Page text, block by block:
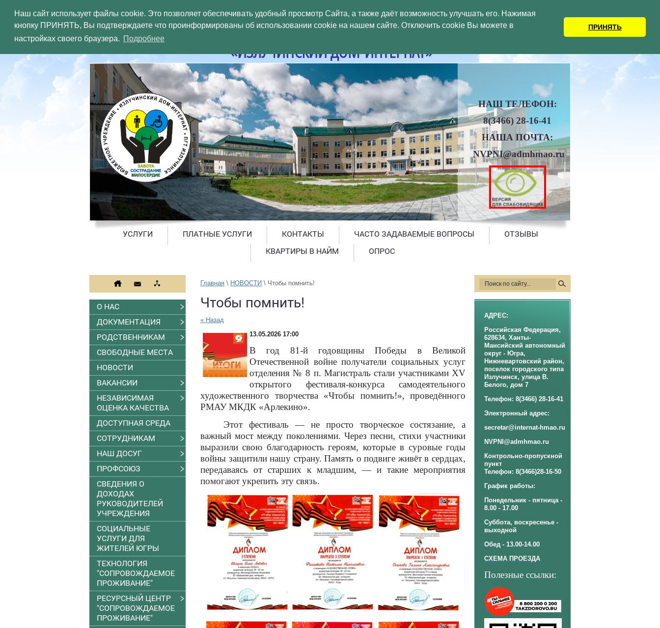
Наш сайт использует файлы cookie. Это позволяет обеспечивать удобный просмотр Сайта, а также даёт возможность улучшать его. Нажимая
кнопку ПРИНЯТЬ, Вы подтверждаете что проинформированы об использовании cookie на нашем сайте. Отключить cookie Вы можете в
настройках своего браузера. Подробнее
ПРИНЯТЬ
БЮДЖЕТНОЕ УЧРЕЖДЕНИЕ
ХАНТЫ-МАНСИЙСКОГОАВТОНОМНОГО ОКРУГА – ЮГРЫ
«ИЗЛУЧИНСКИЙ ДОМ-ИНТЕРНАТ»
НАШ ТЕЛЕФОН:
8(3466) 28-16-41
НАША ПОЧТА:
NVPNI@admhmao.ru
УСЛУГИ ПЛАТНЫЕ УСЛУГИ КОНТАКТЫ ЧАСТО ЗАДАВАЕМЫЕ ВОПРОСЫ
ОТЗЫВЫ
КВАРТИРЫ В НАЙМ
ОПРОС
О НАС
ДОКУМЕНТАЦИЯ
РОДСТВЕННИКАМ
СВОБОДНЫЕ МЕСТА
НОВОСТИ
ВАКАНСИИ
НЕЗАВИСИМАЯ
ОЦЕНКА КАЧЕСТВА
ДОСТУПНАЯ СРЕДА
СОТРУДНИКАМ
НАШ ДОСУГ
ПРОФСОЮЗ
СВЕДЕНИЯ О
ДОХОДАХ
РУКОВОДИТЕЛЕЙ
УЧРЕЖДЕНИЯ
СОЦИАЛЬНЫЕ
УСЛУГИ ДЛЯ
ЖИТЕЛЕЙ ЮГРЫ
ТЕХНОЛОГИЯ
"СОПРОВОЖДАЕМОЕ
ПРОЖИВАНИЕ"
РЕСУРСНЫЙ ЦЕНТР
"СОПРОВОЖДАЕМОЕ
ПРОЖИВАНИЕ"
АДРЕС:
Российская Федерация,
628634, Ханты-
Мансийский автономный
округ - Югра,
Нижневартовский район,
поселок городского типа
Излучинск, улица В.
Белого, дом 7
Телефон: 8(3466) 28-16-41
Электронный адрес:
secretar@internat-hmao.ru
NVPNI@admhmao.ru
Контрольно-пропускной
пункт
Телефон: 8(3466)28-16-50
График работы:
Понедельник - пятница -
8.00 - 17.00
Суббота, воскресенье -
выходной
Обед - 13.00-14.00
СХЕМА ПРОЕЗДА
Полезные ссылки:
Главная \ НОВОСТИ \ Чтобы помнить!
Чтобы помнить!
« Назад
13.05.2026 17:00
В год 81‑й годовщины Победы в Великой
Отечественной войне получатели социальных услуг
отделения № 8 п. Магистраль стали участниками XV
открытого фестиваля‑конкурса самодеятельного
художественного творчества «Чтобы помнить!», проведённого
РМАУ МКДК «Арлекино».
Этот фестиваль — не просто творческое состязание, а
важный мост между поколениями. Через песни, стихи участники
выразили свою благодарность героям, которые в суровые годы
войны защитили нашу страну. Память о подвиге живёт в сердцах,
передаваясь от старших к младшим, — и такие мероприятия
помогают укрепить эту связь.